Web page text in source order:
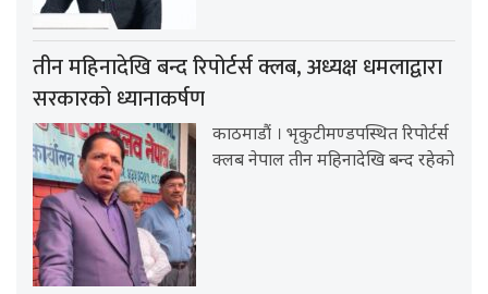
तीन महिनादेखि बन्द रिपोर्टर्स क्लब, अध्यक्ष धमलाद्वारा
सरकारको ध्यानाकर्षण
काठमाडौं । भृकुटीमण्डपस्थित रिपोर्टर्स
क्लब नेपाल तीन महिनादेखि बन्द रहेको